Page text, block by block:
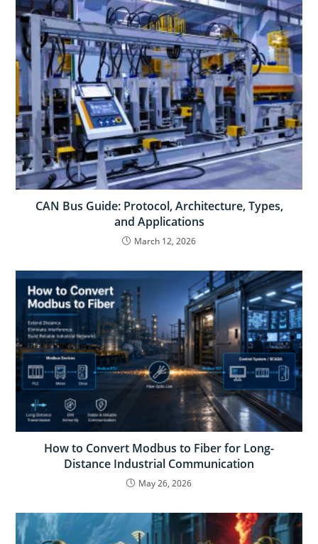
CAN Bus Guide: Protocol, Architecture, Types,
and Applications
March 12, 2026
How to Convert Modbus to Fiber for Long-
Distance Industrial Communication
May 26, 2026